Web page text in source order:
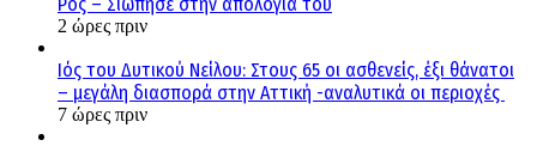
2 ώρες πριν
Ιός του Δυτικού Νείλου: Στους 65 οι ασθενείς, έξι θάνατοι
– μεγάλη διασπορά στην Αττική -αναλυτικά οι περιοχές
7 ώρες πριν